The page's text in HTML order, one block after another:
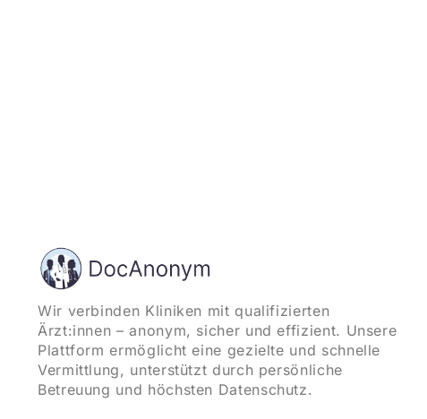
Wir verbinden Kliniken mit qualifizierten
Ärzt:innen – anonym, sicher und effizient. Unsere
Plattform ermöglicht eine gezielte und schnelle
Vermittlung, unterstützt durch persönliche
Betreuung und höchsten Datenschutz.